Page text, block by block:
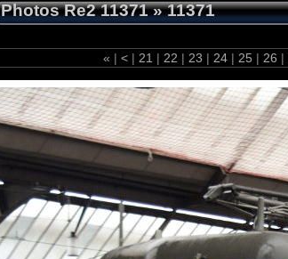
Photos Re2 11371»11371
« | < | 21 | 22 | 23 | 24 | 25 | 26 |